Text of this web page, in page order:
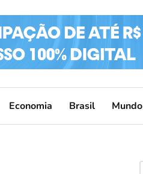
Economia Brasil Mundo